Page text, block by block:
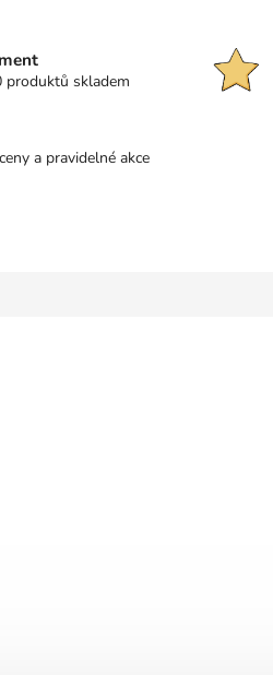
produktů skladem
a pravidelné akce